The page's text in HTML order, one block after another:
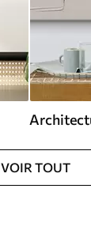
VOIR TOUT